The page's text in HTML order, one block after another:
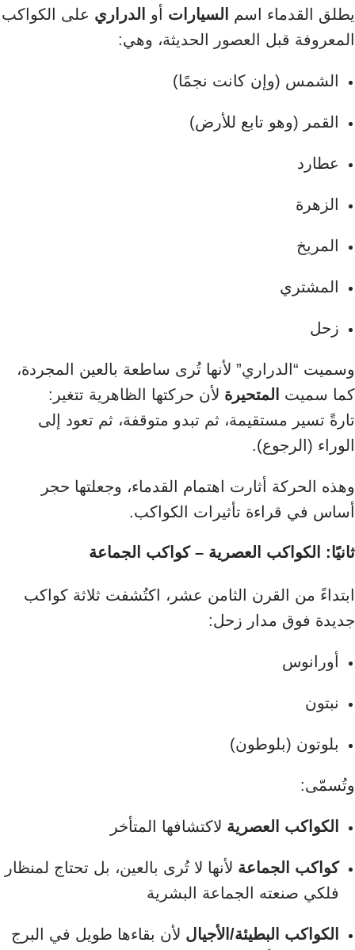
يطلق القدماء اسم السيارات أو الدراري على الكواكب
المعروفة قبل العصور الحديثة، وهي:
الشمس (وإن كانت نجمًا)
القمر (وهو تابع للأرض)
عطارد
الزهرة
المريخ
المشتري
زحل
وسميت “الدراري” لأنها تُرى ساطعة بالعين المجردة،
كما سميت
المتحيرة لأن حركتها الظاهرية تتغير:
تارةً تسير مستقيمة، ثم تبدو متوقفة، ثم تعود إلى
الوراء (الرجوع).
وهذه الحركة أثارت اهتمام القدماء، وجعلتها حجر
أساس في قراءة تأثيرات الكواكب.
ثانيًا: الكواكب العصرية – كواكب الجماعة
ابتداءً من القرن الثامن عشر، اكتُشفت ثلاثة كواكب
جديدة فوق مدار زحل:
أورانوس
نبتون
بلوتون (بلوطون)
وتُسمّى:
الكواكب العصرية لاكتشافها المتأخر
كواكب الجماعة لأنها لا تُرى بالعين، بل تحتاج لمنظار
فلكي صنعته الجماعة البشرية
الكواكب البطيئة/الأجيال لأن بقاءها طويل في البرج